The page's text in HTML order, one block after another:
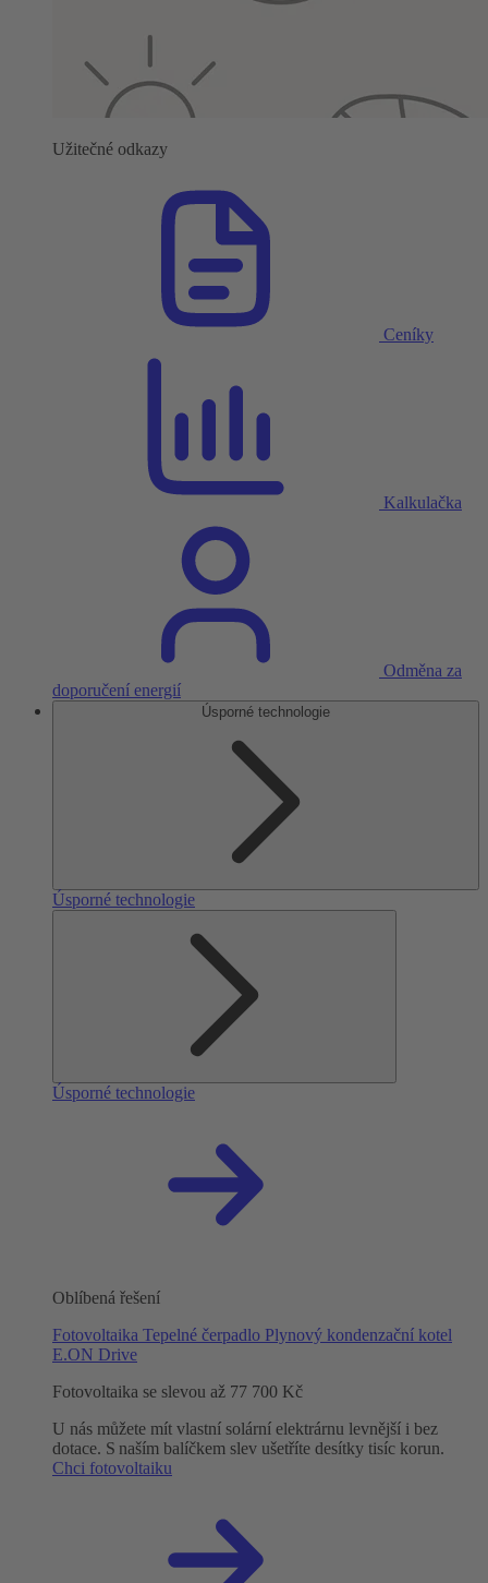
Užitečné odkazy
Ceníky
Kalkulačka
Odměna za
doporučení energií
Úsporné technologie
Úsporné technologie
Úsporné technologie
Oblíbená řešení
Fotovoltaika Tepelné čerpadlo Plynový kondenzační kotel
E.ON Drive
Fotovoltaika se slevou až 77 700 Kč
U nás můžete mít vlastní solární elektrárnu levnější i bez
dotace. S naším balíčkem slev ušetříte desítky tisíc korun.
Chci fotovoltaiku